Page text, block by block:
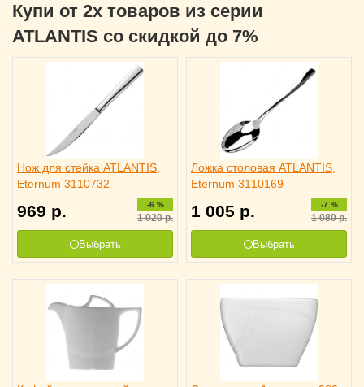
Купи от 2х товаров из серии
ATLANTIS со скидкой до 7%
Нож для стейка ATLANTIS,
Eternum 3110732
969 р. -6 %
1 020р.
Выбрать
Ложка столовая ATLANTIS,
Eternum 3110169
1 005 р. -7 %
1 080р.
Выбрать